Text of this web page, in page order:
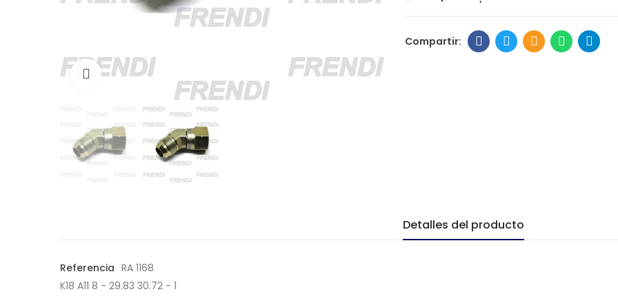
Click para agrandar
Detalles del producto
Referencia RA 1168
K18 A11 8 - 29.83 30.72 - 1